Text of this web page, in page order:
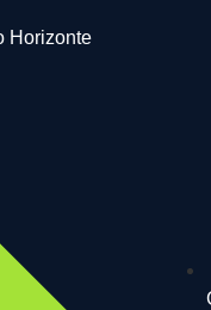
Horizonte